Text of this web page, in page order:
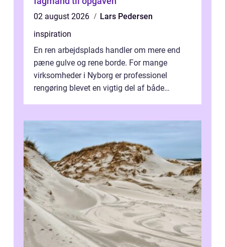
02 august 2026
Lars Pedersen
inspiration
En ren arbejdsplads handler om mere end
pæne gulve og rene borde. For mange
virksomheder i Nyborg er professionel
rengøring blevet en vigtig del af både